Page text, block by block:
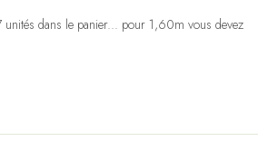
dans le panier... pour 1,60m vous devez